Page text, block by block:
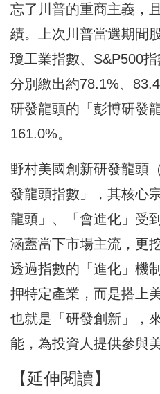
忘了川普的重商主義，
績。上次川普當選期間
瓊工業指數、S&P500
分別繳出約78.1%、
研發龍頭的「彭博研發
161.0%。
野村美國創新研發龍頭
發龍頭指數」，其核心
龍頭」、「會進化」受
涵蓋當下市場主流，更
透過指數的「進化」機
押特定產業，而是搭上
也就是「研發創新」，
能，為投資人提供參與
【延伸閱讀】